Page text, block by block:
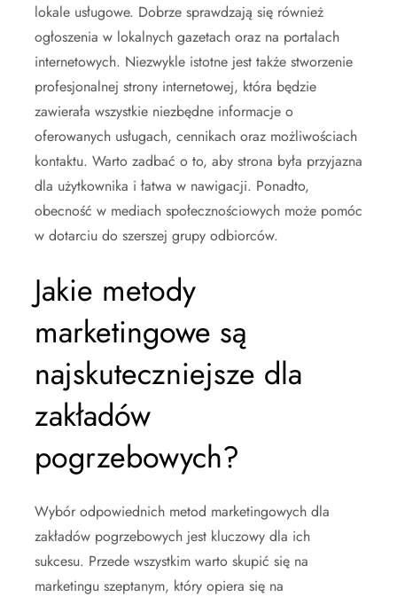
lokale usługowe. Dobrze sprawdzają się również
ogłoszenia w lokalnych gazetach oraz na portalach
internetowych. Niezwykle istotne jest także stworzenie
profesjonalnej strony internetowej, która będzie
zawierała wszystkie niezbędne informacje o
oferowanych usługach, cennikach oraz możliwościach
kontaktu. Warto zadbać o to, aby strona była przyjazna
dla użytkownika i łatwa w nawigacji. Ponadto,
obecność w mediach społecznościowych może pomóc
w dotarciu do szerszej grupy odbiorców.
Jakie metody
marketingowe są
najskuteczniejsze dla
zakładów
pogrzebowych?
Wybór odpowiednich metod marketingowych dla
zakładów pogrzebowych jest kluczowy dla ich
sukcesu. Przede wszystkim warto skupić się na
marketingu szeptanym, który opiera się na